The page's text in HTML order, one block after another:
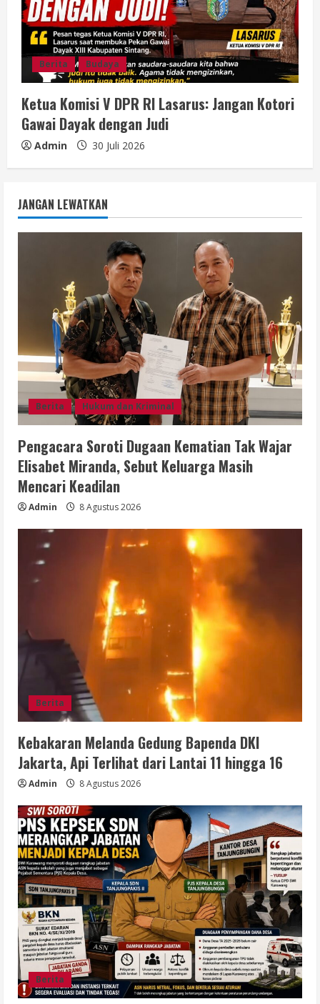
Berita Budaya
Ketua Komisi V DPR RI Lasarus: Jangan Kotori
Gawai Dayak dengan Judi
Admin 30 Juli 2026
JANGAN LEWATKAN
Berita Hukum dan Kriminal
Pengacara Soroti Dugaan Kematian Tak Wajar
Elisabet Miranda, Sebut Keluarga Masih
Mencari Keadilan
Admin 8 Agustus 2026
Berita
Kebakaran Melanda Gedung Bapenda DKI
Jakarta, Api Terlihat dari Lantai 11 hingga 16
Admin 8 Agustus 2026
Berita